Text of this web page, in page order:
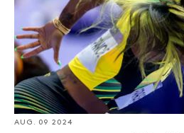
AUG. 09 2024